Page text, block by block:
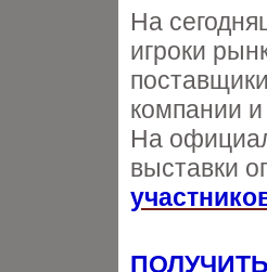
На
игроки
компании
На
выставки